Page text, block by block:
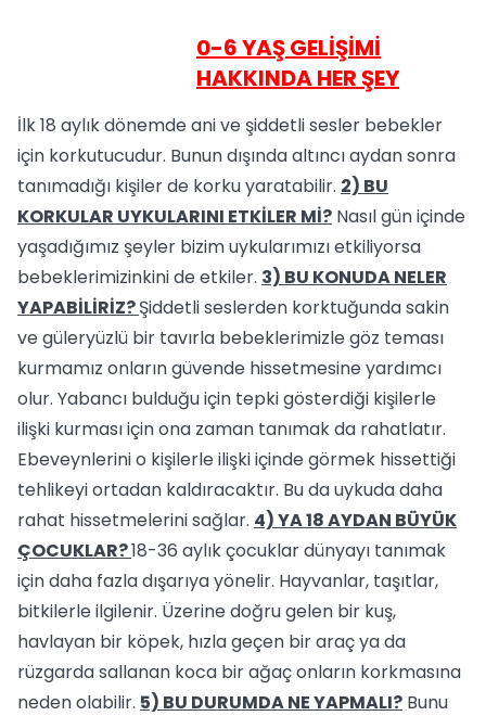
0-6 YAŞ GELİŞİMİ
HAKKINDA HER ŞEY
İlk 18 aylık dönemde ani ve şiddetli sesler bebekler
için korkutucudur. Bunun dışında altıncı aydan sonra
tanımadığı kişiler de korku yaratabilir. 2) BU
KORKULAR UYKULARINI ETKİLER Mİ? Nasıl gün içinde
yaşadığımız şeyler bizim uykularımızı etkiliyorsa
bebeklerimizinkini de etkiler. 3) BU KONUDA NELER
YAPABİLİRİZ?Şiddetli seslerden korktuğunda sakin
ve güleryüzlü bir tavırla bebeklerimizle göz teması
kurmamız onların güvende hissetmesine yardımcı
olur. Yabancı bulduğu için tepki gösterdiği kişilerle
ilişki kurması için ona zaman tanımak da rahatlatır.
Ebeveynlerini o kişilerle ilişki içinde görmek hissettiği
tehlikeyi ortadan kaldıracaktır. Bu da uykuda daha
rahat hissetmelerini sağlar. 4) YA 18 AYDAN BÜYÜK
ÇOCUKLAR?18-36 aylık çocuklar dünyayı tanımak
için daha fazla dışarıya yönelir. Hayvanlar, taşıtlar,
bitkilerle ilgilenir. Üzerine doğru gelen bir kuş,
havlayan bir köpek, hızla geçen bir araç ya da
rüzgarda sallanan koca bir ağaç onların korkmasına
neden olabilir. 5) BU DURUMDA NE YAPMALI? Bunu